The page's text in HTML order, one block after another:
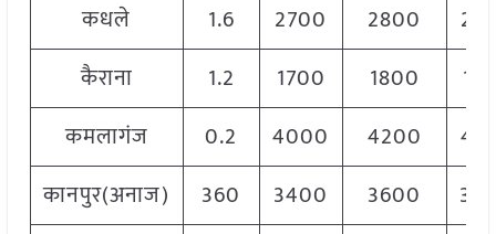
कधले
1.6 2700 2800
कैराना
1.2 1700 1800
कमलागंज
0.2 4000 4200
कानपुर(अनाज)
360 3400 3600